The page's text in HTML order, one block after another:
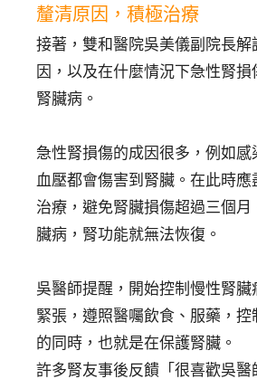
釐清原因，積極治療
接著，雙和醫院吳美儀副院長解
因，以及在什麼情況下急性腎損
腎臟病。
急性腎損傷的成因很多，例如感
血壓都會傷害到腎臟。在此時應
治療，避免腎臟損傷超過三個月
臟病，腎功能就無法恢復。
吳醫師提醒，開始控制慢性腎臟
緊張，遵照醫囑飲食、服藥，控
的同時，也就是在保護腎臟。
許多腎友事後反饋「很喜歡吳醫